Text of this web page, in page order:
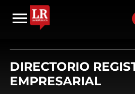
DIRECTORIO
EMPRESARIAL